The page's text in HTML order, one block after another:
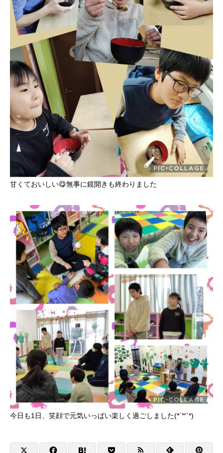
甘くておいしい😋無事に鏡開きも終わりました
今日も1日、笑顔で元気いっぱい楽しく過ごしました(*´꒳`*)